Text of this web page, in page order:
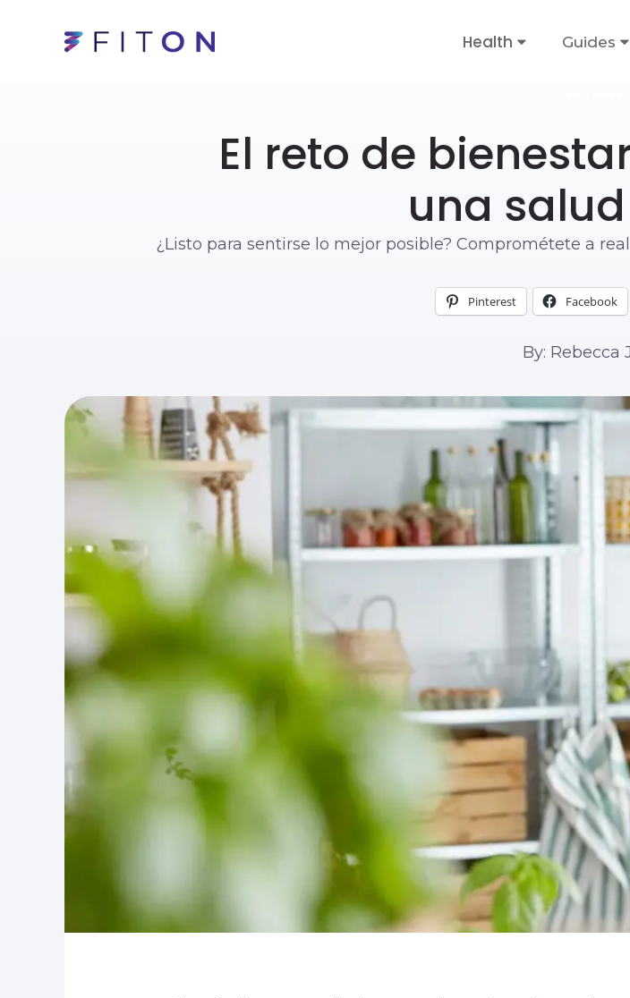
Health Guides
El reto de
una
¿Listo para sentirse lo mejor posible? Comprométete a
Pinterest Facebook
By: Rebecca